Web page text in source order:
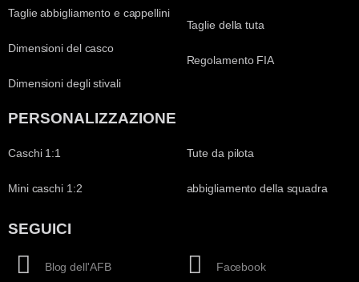
Taglie abbigliamento e cappellini
Dimensioni del casco
Dimensioni degli stivali
Taglie della tuta
Regolamento FIA
PERSONALIZZAZIONE
Caschi 1:1
Mini caschi 1:2
Tute da pilota
abbigliamento della squadra
SEGUICI
Blog dell'AFB Facebook